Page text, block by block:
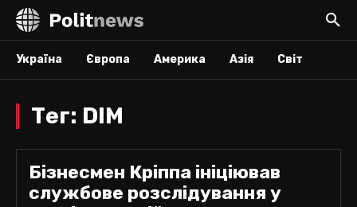
Україна Європа Америка Азія Світ
Тег: DIM
Бізнесмен Кріппа ініціював
службове розслідування у